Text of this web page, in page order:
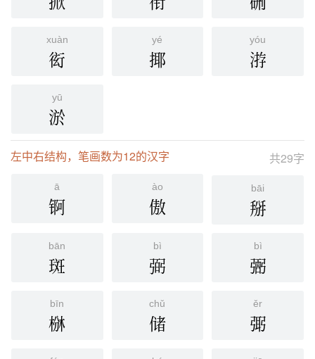
xuàn
衒
yé
揶
yóu
㳺
yū
淤
共29字
左中右结构，笔画数为12的汉字
ā
锕
ào
傲
bāi
掰
bān
斑
bì
弼
bì
弻
bīn
椕
chǔ
储
ěr
㢽